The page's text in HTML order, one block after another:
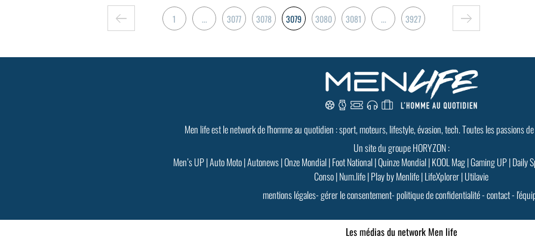
1 ... 3077 3078 3079 3080 3081 ... 3927
Men life est le network de l'homme au quotidien : sport, moteurs, lifestyle, évasion, tech. Toutes les passions
Un site du groupe HORYZON :
Men’s UP|Auto Moto|Autonews|Onze Mondial|Foot National|Quinze Mondial|KOOL Mag|Gaming UP|Daily
Conso|Num.life|Play by Menlife|LifeXplorer|Utilavie
mentions légales-gérer le consentement-politique de confidentialité-contact-
Les médias du network Men life